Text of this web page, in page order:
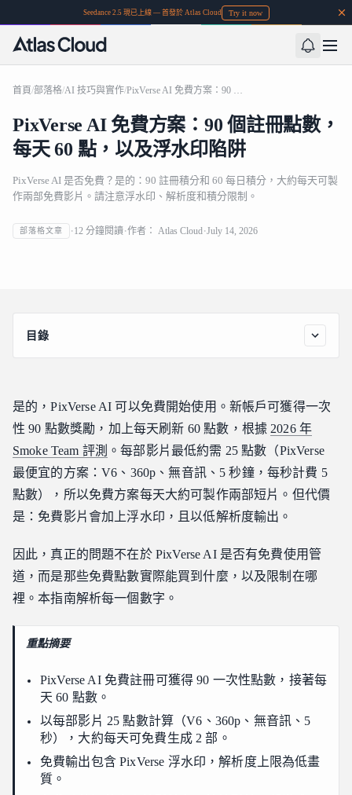
Seedance 2.5 現已上線 — 首發於 Atlas Cloud Try it now
首頁/部落格/AI 技巧與實作/ PixVerse AI 免費方案：90 個註冊點數，每天 60 點，以及浮水印陷阱
PixVerse AI 免費方案：90 個註冊點數，
每天 60 點，以及浮水印陷阱
PixVerse AI 是否免費？是的：90 註冊積分和 60 每日積分，大約每天可製
作兩部免費影片。請注意浮水印、解析度和積分限制。
部落格文章 12 分鐘閱讀 作者： Atlas Cloud July 14, 2026
PixVerse AI 免費方案：90 個註冊點數，每天 60 點，以及
目錄
PixVerse AI 是否免費使用？
PixVerse AI 免費影片生成器能製作什麼？
PixVerse AI 免費方案會加上浮水印嗎？
2026 年 PixVerse AI 免費限制
當你超出每日上限時：透過 API 運行 PixVerse v6
PixVerse AI 完全免費嗎？
PixVerse 每天會給點數嗎？
如何移除 PixVerse 浮水印？
哪個 AI 影片生成器可以免費使用？
結論
是的，PixVerse AI 可以免費開始使用。新帳戶可獲得一次
性 90 點數獎勵，加上每天刷新 60 點數，根據 2026 年
Smoke Team 評測 。每部影片最低約需 25 點數（PixVerse
最便宜的方案：V6、360p、無音訊、5 秒鐘，每秒計費 5
點數），所以免費方案每天大約可製作兩部短片。但代價
是：免費影片會加上浮水印，且以低解析度輸出。
因此，真正的問題不在於 PixVerse AI 是否有免費使用管
道，而是那些免費點數實際能買到什麼，以及限制在哪
裡。本指南解析每一個數字。
重點摘要
PixVerse AI 免費註冊可獲得 90 一次性點數，接著每
天 60 點數。
以每部影片 25 點數計算（V6、360p、無音訊、5
秒），大約每天可免費生成 2 部。
免費輸出包含 PixVerse 浮水印，解析度上限為低畫
質。